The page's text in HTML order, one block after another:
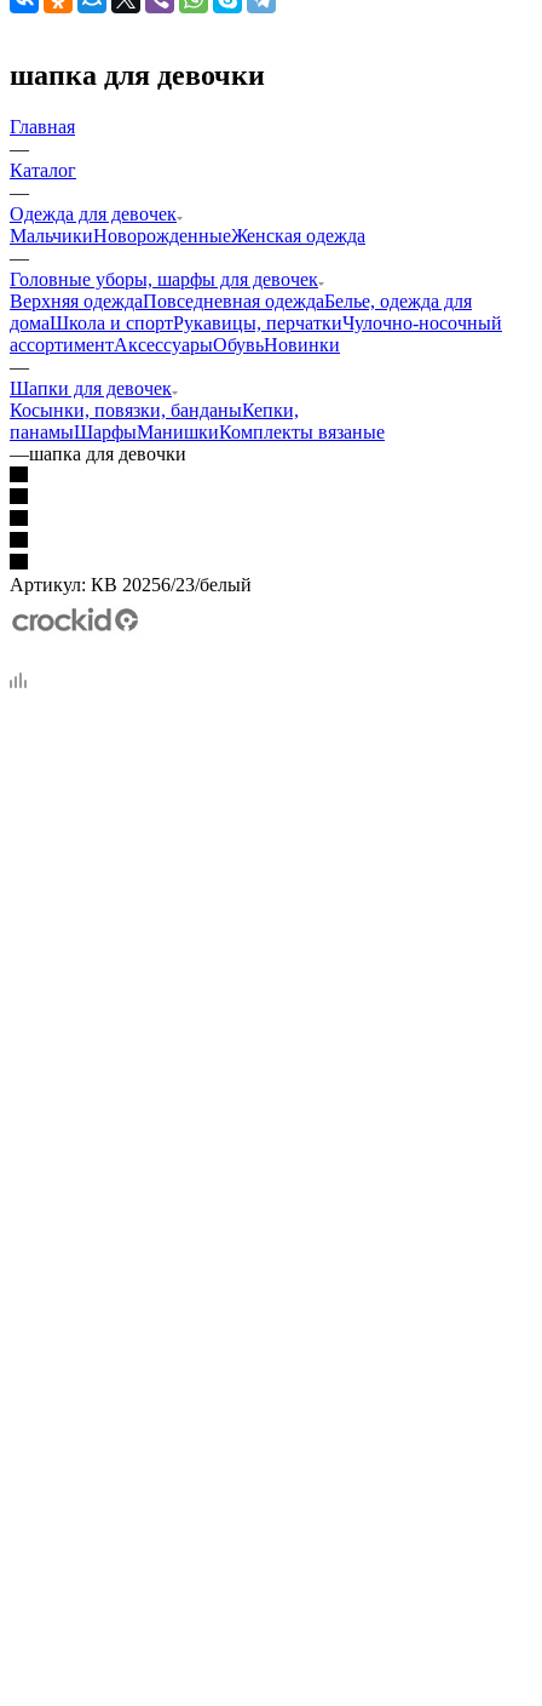
шапка для девочки
Главная
—
Каталог
—
Одежда для девочек
МальчикиНоворожденныеЖенская одежда
—
Головные уборы, шарфы для девочек
Верхняя одеждаПовседневная одеждаБелье, одежда для
домаШкола и спортРукавицы, перчаткиЧулочно-носочный
ассортиментАксессуарыОбувьНовинки
—
Шапки для девочек
Косынки, повязки, банданыКепки,
панамыШарфыМанишкиКомплекты вязаные
—шапка для девочки
Артикул: КВ 20256/23/белый